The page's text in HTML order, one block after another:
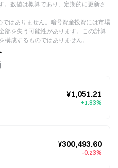
。数値は概算であり、定期的に更新さ
はありません。暗号資産投資には市場
部を失う可能性があります。この計算
成するものではありません。
¥1,051.21
+1.83%
¥300,493.60
-0.23%